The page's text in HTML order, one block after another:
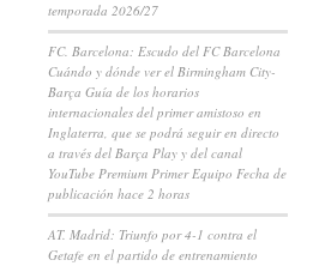
temporada 2026/27
FC. Barcelona: Escudo del FC Barcelona
Cuándo y dónde ver el Birmingham City-
Barça Guía de los horarios
internacionales del primer amistoso en
Inglaterra, que se podrá seguir en directo
a través del Barça Play y del canal
YouTube Premium Primer Equipo Fecha de
publicación hace 2 horas
AT. Madrid: Triunfo por 4-1 contra el
Getafe en el partido de entrenamiento